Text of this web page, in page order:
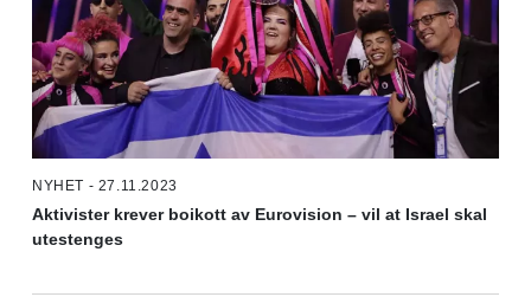
NYHET - 27.11.2023
Aktivister krever boikott av Eurovision – vil at Israel skal
utestenges